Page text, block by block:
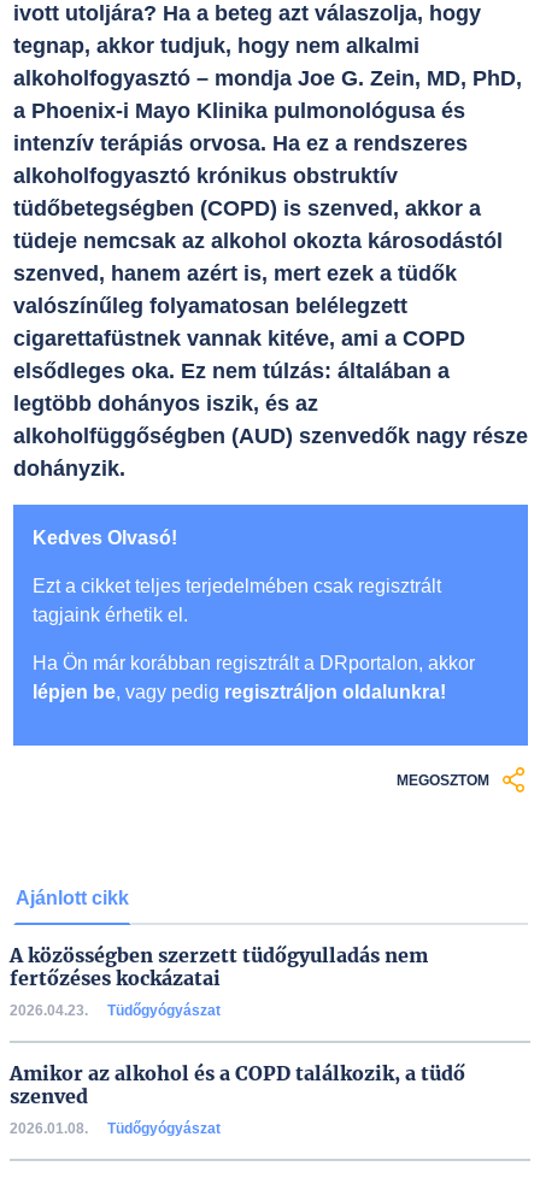
ivott utoljára? Ha a beteg azt válaszolja, hogy
tegnap, akkor tudjuk, hogy nem alkalmi
alkoholfogyasztó – mondja Joe G. Zein, MD, PhD,
a Phoenix-i Mayo Klinika pulmonológusa és
intenzív terápiás orvosa. Ha ez a rendszeres
alkoholfogyasztó krónikus obstruktív
tüdőbetegségben (COPD) is szenved, akkor a
tüdeje nemcsak az alkohol okozta károsodástól
szenved, hanem azért is, mert ezek a tüdők
valószínűleg folyamatosan belélegzett
cigarettafüstnek vannak kitéve, ami a COPD
elsődleges oka. Ez nem túlzás: általában a
legtöbb dohányos iszik, és az
alkoholfüggőségben (AUD) szenvedők nagy része
dohányzik.
Kedves Olvasó!
Ezt a cikket teljes terjedelmében csak regisztrált
tagjaink érhetik el.
Ha Ön már korábban regisztrált a DRportalon, akkor
lépjen be, vagy pedig regisztráljon oldalunkra!
MEGOSZTOM
Ajánlott cikk
A közösségben szerzett tüdőgyulladás nem
fertőzéses kockázatai
2026.04.23. Tüdőgyógyászat
Amikor az alkohol és a COPD találkozik, a tüdő
szenved
2026.01.08. Tüdőgyógyászat